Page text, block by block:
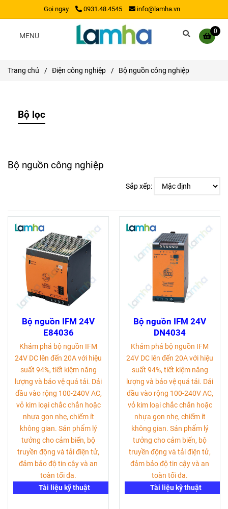
Gọi ngay 0931.48.4545 info@lamha.vn
0
MENU
Trang chủ / Điện công nghiệp / Bộ nguồn công nghiệp
Bộ lọc
Bộ nguồn công nghiệp
Sắp xếp:
Bộ nguồn IFM 24V
E84036
Khám phá bộ nguồn IFM
24V DC lên đến 20A với hiệu
suất 94%, tiết kiệm năng
lượng và bảo vệ quá tải. Dải
đầu vào rộng 100-240V AC,
vỏ kim loại chắc chắn hoặc
nhựa gọn nhẹ, chiếm ít
không gian. Sản phẩm lý
tưởng cho cảm biến, bộ
truyền động và tải điện tử,
đảm bảo độ tin cậy và an
toàn tối đa.
Tài liệu kỹ thuật
Bộ nguồn IFM 24V
DN4034
Khám phá bộ nguồn IFM
24V DC lên đến 20A với hiệu
suất 94%, tiết kiệm năng
lượng và bảo vệ quá tải. Dải
đầu vào rộng 100-240V AC,
vỏ kim loại chắc chắn hoặc
nhựa gọn nhẹ, chiếm ít
không gian. Sản phẩm lý
tưởng cho cảm biến, bộ
truyền động và tải điện tử,
đảm bảo độ tin cậy và an
toàn tối đa.
Tài liệu kỹ thuật